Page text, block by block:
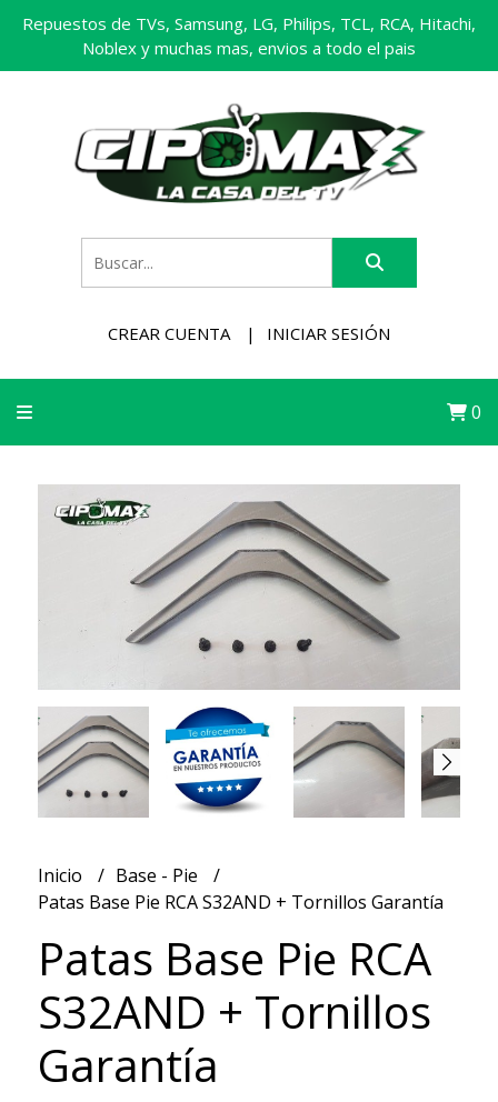
Repuestos de TVs, Samsung, LG, Philips, TCL, RCA, Hitachi,
Noblex y muchas mas, envios a todo el pais
CREAR CUENTA INICIAR SESIÓN
0
Inicio
Base - Pie
Patas Base Pie RCA S32AND + Tornillos Garantía
Patas Base Pie RCA
S32AND + Tornillos
Garantía